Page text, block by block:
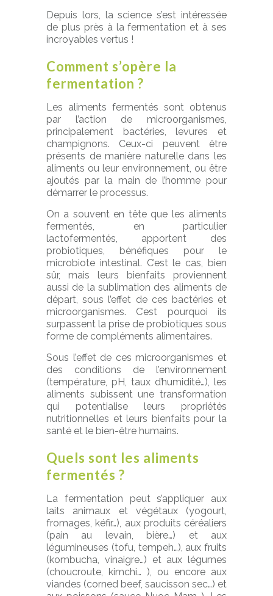
Depuis lors, la science s’est intéressée
de plus près à la fermentation et à ses
incroyables vertus !
Comment s’opère la
fermentation ?
Les aliments fermentés sont obtenus
par l’action de microorganismes,
principalement bactéries, levures et
champignons. Ceux-ci peuvent être
présents de manière naturelle dans les
aliments ou leur environnement, ou être
ajoutés par la main de l’homme pour
démarrer le processus.
On a souvent en tête que les aliments
fermentés, en particulier
lactofermentés, apportent des
probiotiques, bénéfiques pour le
microbiote intestinal. C’est le cas, bien
sûr, mais leurs bienfaits proviennent
aussi de la sublimation des aliments de
départ, sous l’effet de ces bactéries et
microorganismes. C’est pourquoi ils
surpassent la prise de probiotiques sous
forme de compléments alimentaires.
Sous l’effet de ces microorganismes et
des conditions de l’environnement
(température, pH, taux d’humidité…), les
aliments subissent une transformation
qui potentialise leurs propriétés
nutritionnelles et leurs bienfaits pour la
santé et le bien-être humains.
Quels sont les aliments
fermentés ?
La fermentation peut s’appliquer aux
laits animaux et végétaux (yogourt,
fromages, kéfir…), aux produits céréaliers
(pain au levain, bière…) et aux
légumineuses (tofu, tempeh…), aux fruits
(kombucha, vinaigre…) et aux légumes
(choucroute, kimchi… ), ou encore aux
viandes (corned beef, saucisson sec…) et